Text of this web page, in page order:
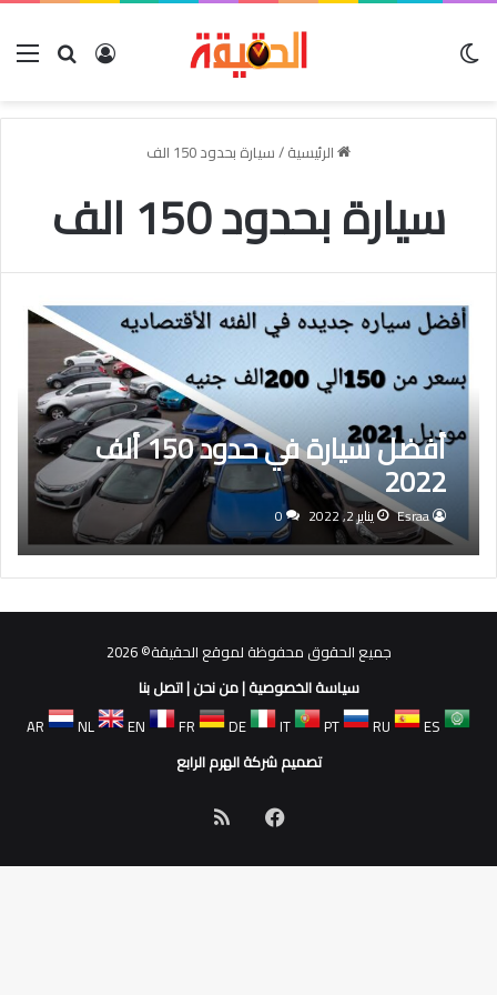
بحث عنتسجيل
الرئيسية/سيارة بحدود 150 الف
سيارة بحدود 150 الف
أفضل سيارة في حدود 150 ألف
2022
Esraa يناير 2, 2022 0
جميع الحقوق محفوظة لموقع الحقيقة© 2026
سياسة الخصوصية|من نحن|اتصل بنا
AR
NL EN FR DE IT PT RU
ES
تصميم شركة الهرم الرابع
فيسبوك
الموقع